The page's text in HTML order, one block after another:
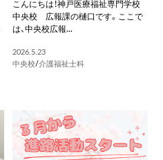
こんにちは！神戸医療福祉専門学校
中央校 広報課の樋口です。ここで
は、中央校広報...
2026.5.23
中央校/介護福祉士科